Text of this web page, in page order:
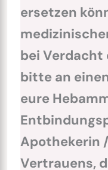
ersetzen
bei Verdacht
bitte an
eure
Apothekerin
Vertrauens,